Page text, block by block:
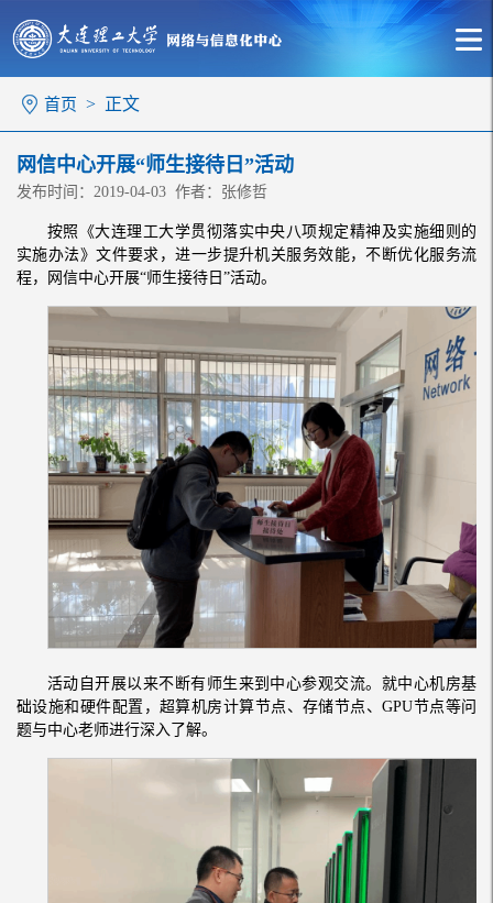
首页 > 正文
网信中心开展“师生接待日”活动
发布时间：2019-04-03 作者：张修哲
按照《大连理工大学贯彻落实中央八项规定精神及实施细则的
实施办法》文件要求，进一步提升机关服务效能，不断优化服务流
程，网信中心开展“师生接待日”活动。
活动自开展以来不断有师生来到中心参观交流。就中心机房基
础设施和硬件配置，超算机房计算节点、存储节点、GPU节点等问
题与中心老师进行深入了解。